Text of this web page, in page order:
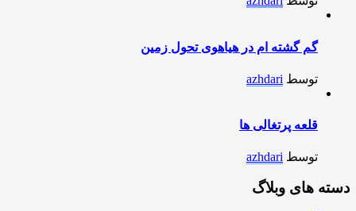
گم گشته ام در هیاهوی تحول زمین
توسط azhdari
قلعه پرتغالی ها
توسط azhdari
دسته های وبلاگ